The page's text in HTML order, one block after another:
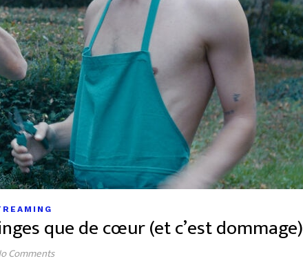
que de cœur (et c’est dommage)
Comments